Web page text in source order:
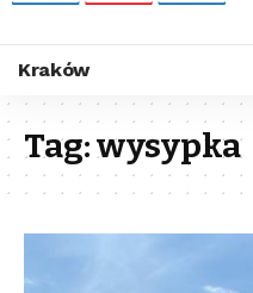
Kraków
Tag:wysypka